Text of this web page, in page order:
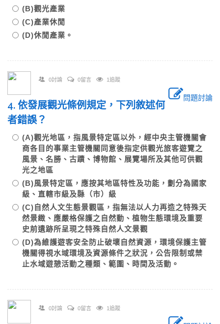
(B)觀光產業
(C)產業休閒
(D)休閒產業。
0討論 0留言 1追蹤
問題討論
4. 依發展觀光條例規定，下列敘述何
者錯誤？
(A)觀光地區，指風景特定區以外，經中央主管機關會
商各目的事業主管機關同意後指定供觀光旅客遊覽之
風景、名勝、古蹟、博物館、展覽場所及其他可供觀
光之地區
(B)風景特定區，應按其地區特性及功能，劃分為國家
級、直轄市級及縣（市）級
(C)自然人文生態景觀區，指無法以人力再造之特殊天
然景緻、應嚴格保護之自然動、植物生態環境及重要
史前遺跡所呈現之特殊自然人文景觀
(D)為維護遊客安全防止破壞自然資源，環境保護主管
機關得視水域環境及資源條件之狀況，公告限制或禁
止水域遊憩活動之種類、範圍、時間及活動。
0討論 0留言 1追蹤